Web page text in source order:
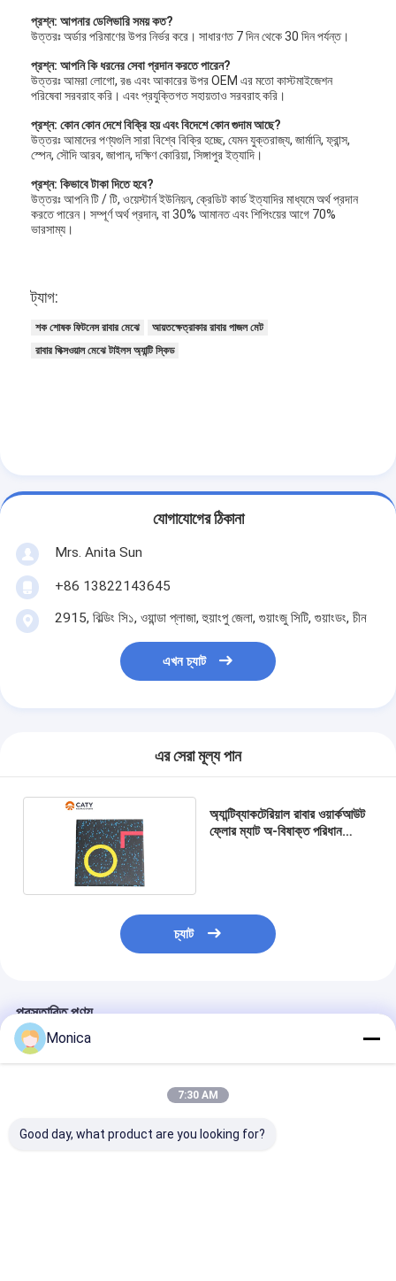
প্রশ্ন: আপনার ডেলিভারি সময় কত?
উত্তরঃ অর্ডার পরিমাণের উপর নির্ভর করে। সাধারণত 7 দিন থেকে 30 দিন পর্যন্ত।
প্রশ্ন: আপনি কি ধরনের সেবা প্রদান করতে পারেন?
উত্তরঃ আমরা লোগো, রঙ এবং আকারের উপর OEM এর মতো কাস্টমাইজেশন
পরিষেবা সরবরাহ করি। এবং প্রযুক্তিগত সহায়তাও সরবরাহ করি।
প্রশ্ন: কোন কোন দেশে বিক্রি হয় এবং বিদেশে কোন গুদাম আছে?
উত্তরঃ আমাদের পণ্যগুলি সারা বিশ্বে বিক্রি হচ্ছে, যেমন যুক্তরাজ্য, জার্মানি, ফ্রান্স,
স্পেন, সৌদি আরব, জাপান, দক্ষিণ কোরিয়া, সিঙ্গাপুর ইত্যাদি।
প্রশ্ন: কিভাবে টাকা দিতে হবে?
উত্তরঃ আপনি টি / টি, ওয়েস্টার্ন ইউনিয়ন, ক্রেডিট কার্ড ইত্যাদির মাধ্যমে অর্থ প্রদান
করতে পারেন। সম্পূর্ণ অর্থ প্রদান, বা 30% আমানত এবং শিপিংয়ের আগে 70%
ভারসাম্য।
ট্যাগ:
শক শোষক ফিটনেস রাবার মেঝে
আয়তক্ষেত্রাকার রাবার পাজল মেট
রাবার পিক্সওয়াল মেঝে টাইলস অ্যান্টি স্কিড
যোগাযোগের ঠিকানা
Mrs. Anita Sun
+86 13822143645
2915, বিল্ডিং সি১, ওয়ান্ডা প্লাজা, হুয়াংপু জেলা, গুয়াংজু সিটি, গুয়াংডং, চীন
এখন চ্যাট
এর সেরা মূল্য পান
অ্যান্টিব্যাকটেরিয়াল রাবার ওয়ার্কআউট
ফ্লোর ম্যাট অ-বিষাক্ত পরিধান
চ্যাট
প্রস্তাবিত পণ্য
Monica
7:30 AM
Good day, what product are you looking for?